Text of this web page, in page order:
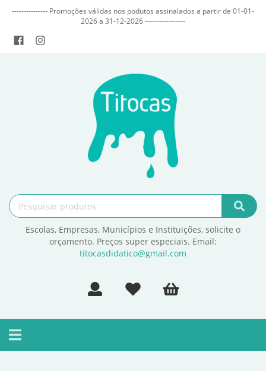
--------------- Promoções válidas nos podutos assinalados a partir de 01-01-
2026 a 31-12-2026 -----------------
Escolas, Empresas, Municípios e Instituições, solicite o
orçamento. Preços super especiais. Email:
titocasdidatico@gmail.com
Toggle
navigation